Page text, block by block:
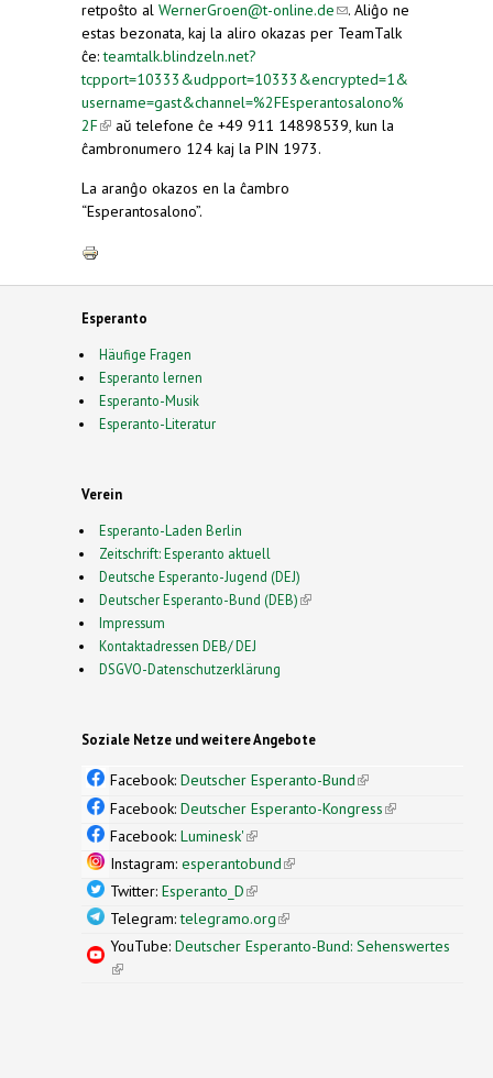
retpoŝto al WernerGroen@t-online.de(link sends
e-mail)
. Aliĝo ne
estas bezonata, kaj la aliro okazas per TeamTalk
ĉe:teamtalk.blindzeln.net?
tcpport=10333&udpport=10333&encrypted=1&
username=gast&channel=%2FEsperantosalono%
2F(link is external)
aŭ telefone ĉe +49 911 14898539, kun la
ĉambronumero 124 kaj la PIN 1973.
La aranĝo okazos en la ĉambro
“Esperantosalono”.
Esperanto
Häufige Fragen
Esperanto lernen
Esperanto-Musik
Esperanto-Literatur
Verein
Esperanto-Laden Berlin
Zeitschrift: Esperanto aktuell
Deutsche Esperanto-Jugend (DEJ)
Deutscher Esperanto-Bund (DEB)(link is external)
Impressum
Kontaktadressen DEB/ DEJ
DSGVO-Datenschutzerklärung
Soziale Netze und weitere Angebote
Facebook: Deutscher Esperanto-Bund(link is
external)
Facebook: Deutscher Esperanto-Kongress(link is
Facebook: Luminesk'(link is external)
Instagram: esperantobund(link is external)
Twitter: Esperanto_D(link is external)
Telegram:telegramo.org(link is external)
YouTube: Deutscher Esperanto-Bund: Sehenswertes
(link is external)